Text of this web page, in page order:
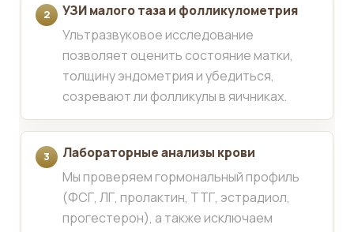
УЗИ малого таза и фолликулометрия
Ультразвуковое исследование
позволяет оценить состояние матки,
толщину эндометрия и убедиться,
созревают ли фолликулы в яичниках.
Лабораторные анализы крови
Мы проверяем гормональный профиль
(ФСГ, ЛГ, пролактин, ТТГ, эстрадиол,
прогестерон), а также исключаем